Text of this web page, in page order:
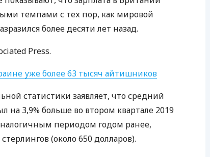
ЕЖЕМЕСЯЧНЫЙ ОБЗОР
КЕШБЭКА
темпами с тех пор, как мировой
более десяти лет назад.
Press.
уже более 63 тысяч айтишников
статистики заявляет, что средний
на 3,9% больше во втором квартале 2019
периодом годом ранее,
(около 650 долларов).